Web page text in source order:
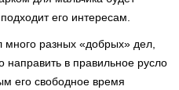
его интересам.
разных «добрых» дел,
направить в правильное русло
его свободное время